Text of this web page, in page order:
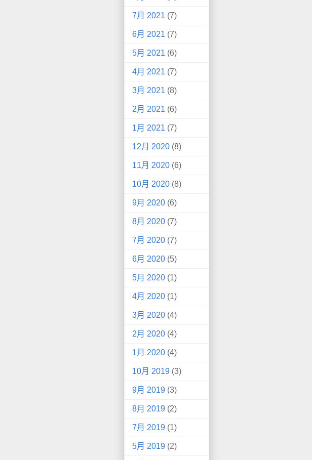
7月 2021 (7)
6月 2021 (7)
5月 2021 (6)
4月 2021 (7)
3月 2021 (8)
2月 2021 (6)
1月 2021 (7)
12月 2020 (8)
11月 2020 (6)
10月 2020 (8)
9月 2020 (6)
8月 2020 (7)
7月 2020 (7)
6月 2020 (5)
5月 2020 (1)
4月 2020 (1)
3月 2020 (4)
2月 2020 (4)
1月 2020 (4)
10月 2019 (3)
9月 2019 (3)
8月 2019 (2)
7月 2019 (1)
5月 2019 (2)